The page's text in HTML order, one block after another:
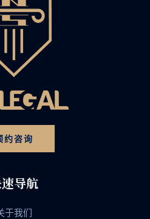
约咨询
导航
于我们